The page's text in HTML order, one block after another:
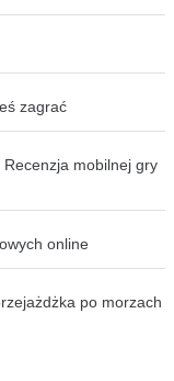
zagrać
mobilnej gry
online
po morzach